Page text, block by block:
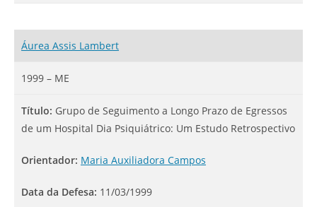
Áurea Assis Lambert
1999 – ME
Título: Grupo de Seguimento a Longo Prazo de Egressos
de um Hospital Dia Psiquiátrico: Um Estudo Retrospectivo
Orientador: Maria Auxiliadora Campos
Data da Defesa: 11/03/1999